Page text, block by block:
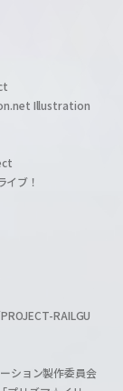
Illustration
ブ！
RAILGU
ション製作委員会